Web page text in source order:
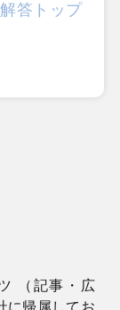
答トップ
（記事・広
に帰属してお